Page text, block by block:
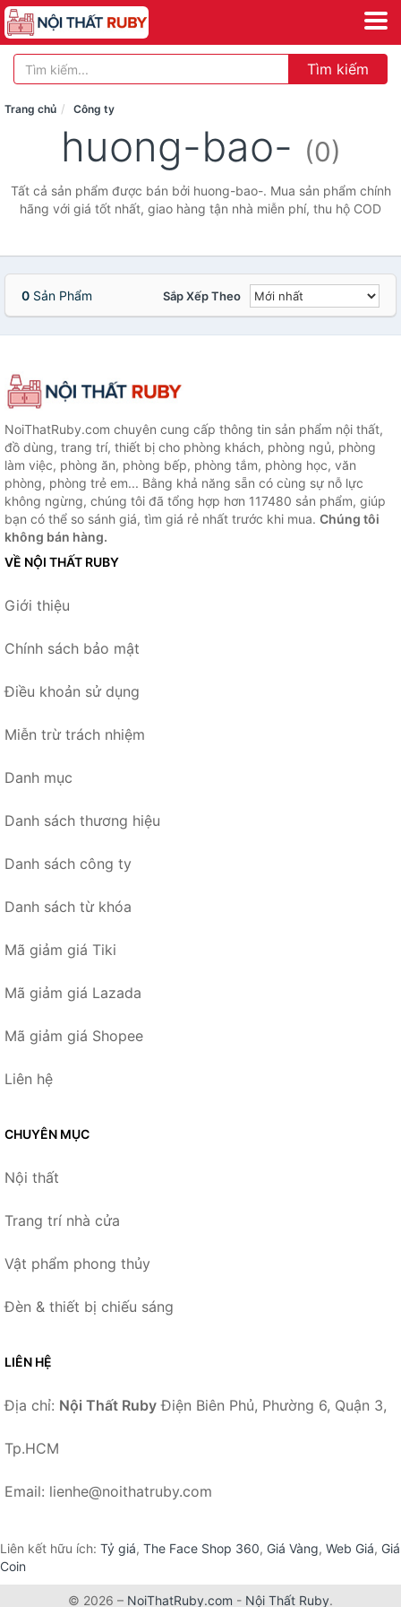
Tìm kiếm
Trang chủ Công ty
huong-bao- (0)
Tất cả sản phẩm được bán bởi huong-bao-. Mua sản phẩm chính
hãng với giá tốt nhất, giao hàng tận nhà miễn phí, thu hộ COD
0 Sản Phẩm Sắp Xếp Theo
NoiThatRuby.com chuyên cung cấp thông tin sản phẩm nội thất,
đồ dùng, trang trí, thiết bị cho phòng khách, phòng ngủ, phòng
làm việc, phòng ăn, phòng bếp, phòng tắm, phòng học, văn
phòng, phòng trẻ em... Bằng khả năng sẵn có cùng sự nỗ lực
không ngừng, chúng tôi đã tổng hợp hơn 117480 sản phẩm, giúp
bạn có thể so sánh giá, tìm giá rẻ nhất trước khi mua. Chúng tôi
không bán hàng.
VỀ NỘI THẤT RUBY
Giới thiệu
Chính sách bảo mật
Điều khoản sử dụng
Miễn trừ trách nhiệm
Danh mục
Danh sách thương hiệu
Danh sách công ty
Danh sách từ khóa
Mã giảm giá Tiki
Mã giảm giá Lazada
Mã giảm giá Shopee
Liên hệ
CHUYÊN MỤC
Nội thất
Trang trí nhà cửa
Vật phẩm phong thủy
Đèn & thiết bị chiếu sáng
LIÊN HỆ
Địa chỉ: Nội Thất Ruby Điện Biên Phủ, Phường 6, Quận 3,
Tp.HCM
Email: lienhe@noithatruby.com
Liên kết hữu ích: Tỷ giá, The Face Shop 360, Giá Vàng, Web Giá, Giá
Coin
© 2026 – NoiThatRuby.com - Nội Thất Ruby.